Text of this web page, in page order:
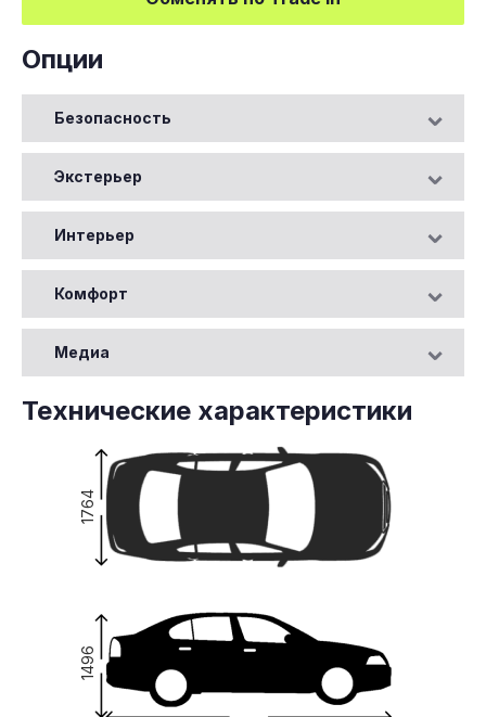
Опции
Безопасность
Экстерьер
Интерьер
Комфорт
Медиа
Технические характеристики
1496
1764